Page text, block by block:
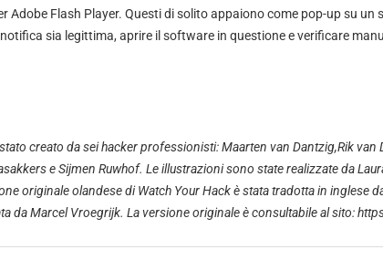
Adobe Flash Player. Questi di solito appaiono come pop-up su un
sia legittima, aprire il software in questione e verificare
creato da sei hacker professionisti:Maarten van Dantzig,Rik van
eSijmen Ruwhof. Le illustrazioni sono state realizzate da
originale olandese di Watch Your Hack è stata tradotta in inglese
da Marcel Vroegrijk. La versione originale è consultabile al sito: